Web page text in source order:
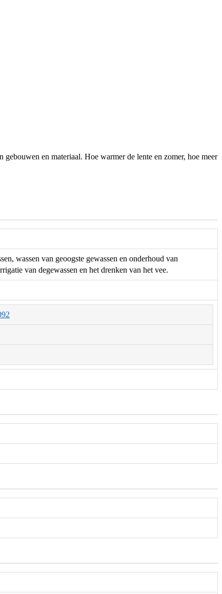
en materiaal. Hoe warmer de lente en zomer, hoe meer
wassen van geoogste gewassen en onderhoud van
van degewassen en het drenken van het vee.